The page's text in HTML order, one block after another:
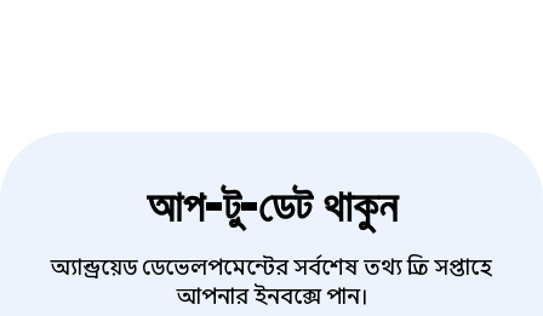
আপ-টু-ডেট থাকুন
অ্যান্ড্রয়েড ডেভেলপমেন্টের সর্বশেষ তথ্য প্রতি সপ্তাহে
আপনার ইনবক্সে পান।